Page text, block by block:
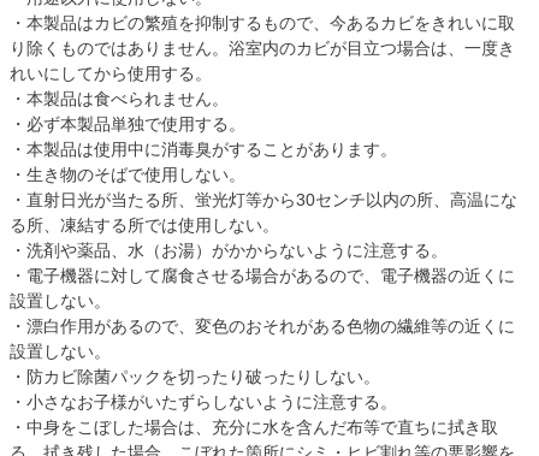
・本製品はカビの繁殖を抑制するもので、今あるカビをきれいに取
り除くものではありません。浴室内のカビが目立つ場合は、一度き
れいにしてから使用する。
・本製品は食べられません。
・必ず本製品単独で使用する。
・本製品は使用中に消毒臭がすることがあります。
・生き物のそばで使用しない。
・直射日光が当たる所、蛍光灯等から30センチ以内の所、高温にな
る所、凍結する所では使用しない。
・洗剤や薬品、水（お湯）がかからないように注意する。
・電子機器に対して腐食させる場合があるので、電子機器の近くに
設置しない。
・漂白作用があるので、変色のおそれがある色物の繊維等の近くに
設置しない。
・防カビ除菌パックを切ったり破ったりしない。
・小さなお子様がいたずらしないように注意する。
・中身をこぼした場合は、充分に水を含んだ布等で直ちに拭き取